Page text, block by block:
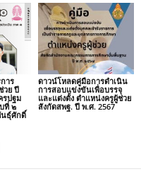
าร
วย ปี
ปฐม
ที่ ๒
ธุ์ศักดิ์
ดาวน์โหลดคู่มือการดำเนิน
การสอบแข่งขันเพื่อบรรจุ
และแต่งตั้ง ตำแหน่งครูผู้ช่วย
สังกัดสพฐ. ปี พ.ศ. 2567